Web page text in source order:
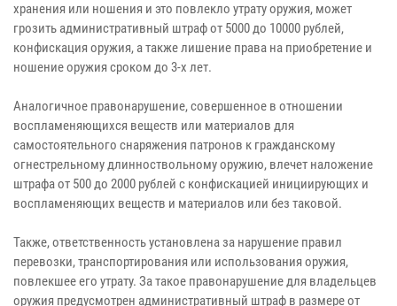
хранения или ношения и это повлекло утрату оружия, может
грозить административный штраф от 5000 до 10000 рублей,
конфискация оружия, а также лишение права на приобретение и
ношение оружия сроком до 3-х лет.
Аналогичное правонарушение, совершенное в отношении
воспламеняющихся веществ или материалов для
самостоятельного снаряжения патронов к гражданскому
огнестрельному длинноствольному оружию, влечет наложение
штрафа от 500 до 2000 рублей с конфискацией инициирующих и
воспламеняющих веществ и материалов или без таковой.
Также, ответственность установлена за нарушение правил
перевозки, транспортирования или использования оружия,
повлекшее его утрату. За такое правонарушение для владельцев
оружия предусмотрен административный штраф в размере от